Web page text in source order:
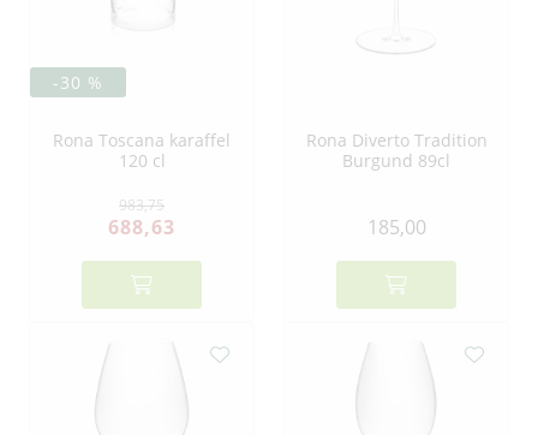
Rona Toscana karaffel
120 cl
983,75
688,63
-30 %
Rona Diverto Tradition
Burgund 89cl
185,00